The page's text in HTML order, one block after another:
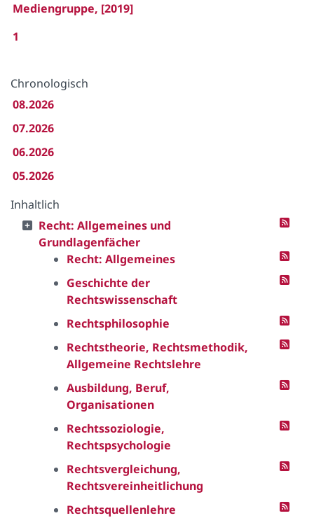
Mediengruppe, [2019]
1
Chronologisch
08.2026
07.2026
06.2026
05.2026
Inhaltlich
Recht: Allgemeines und
Grundlagenfächer
Recht: Allgemeines
Geschichte der
Rechtswissenschaft
Rechtsphilosophie
Rechtstheorie, Rechtsmethodik,
Allgemeine Rechtslehre
Ausbildung, Beruf,
Organisationen
Rechtssoziologie,
Rechtspsychologie
Rechtsvergleichung,
Rechtsvereinheitlichung
Rechtsquellenlehre